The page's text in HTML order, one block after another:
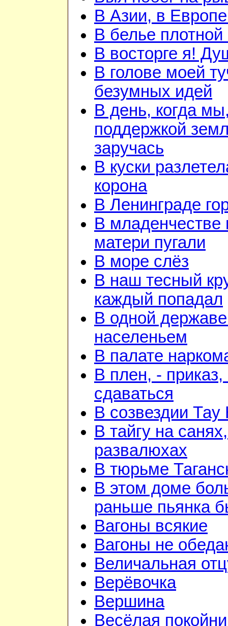
В Азии, в
В белье плотной
В восторге я!
В голове моей
безумных идей
В день, когда
поддержкой
заручась
В куски
корона
В Ленинграде
В младенчестве
матери пугали
В море слёз
В наш тесный
каждый попадал
В одной
населеньем
В палате
В плен, - приказ,
сдаваться
В созвездии Тау
В тайгу на
развалюхах
В тюрьме
В этом доме
раньше пьянка
Вагоны всякие
Вагоны не
Величальная
Верёвочка
Вершина
Весёлая